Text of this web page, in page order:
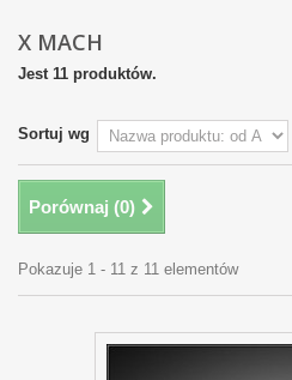
X MACH
Jest 11 produktów.
Sortuj wg
Porównaj (0)
Pokazuje 1 - 11 z 11 elementów